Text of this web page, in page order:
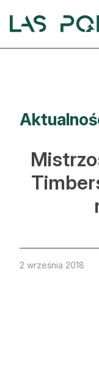
Artykuły
Hodowla
Ochrona
Nowe
Kultura i
Strefa
Leśnik na
2 września 2018